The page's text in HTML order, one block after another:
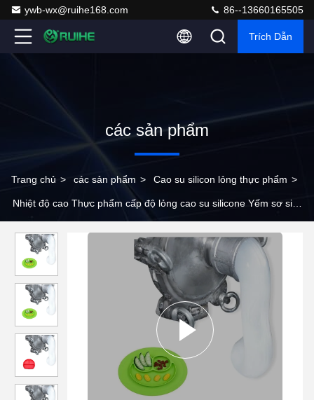
ywb-wx@ruihe168.com 86--13660165505
Trích Dẫn
các sản phẩm
Trang chủ > các sản phẩm > Cao su silicon lỏng thực phẩm >
Nhiệt độ cao Thực phẩm cấp độ lỏng cao su silicone Yếm sơ sinh